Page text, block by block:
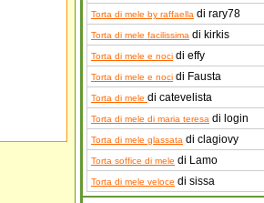
Torta di mele by raffaella di rary78
Torta di mele facilissima di kirkis
Torta di mele e noci di effy
Torta di mele e noci di Fausta
Torta di mele di catevelista
Torta di mele di maria teresa di login
Torta di mele glassata di clagiovy
Torta soffice di mele di Lamo
Torta di mele veloce di sissa